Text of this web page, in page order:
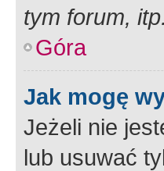
tym forum, itp.
Góra
Jak mogę
Jeżeli nie
lub usuwać